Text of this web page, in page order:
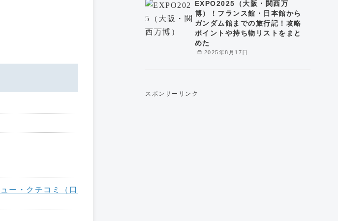
ー・クチコミ（口
2025年8月17日
EXPO2025（大阪・関西万
博）！フランス館・日本館から
ガンダム館までの旅行記！攻略
ポイントや持ち物リストをまと
めた
スポンサーリンク